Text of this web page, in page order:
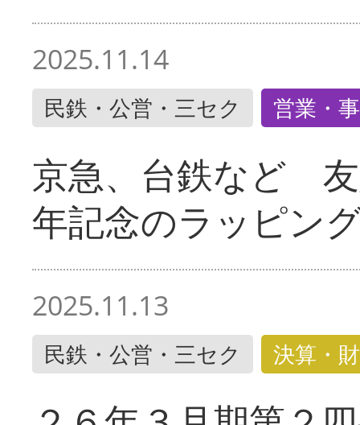
2025.11.14
民鉄・公営・三セク 営業・
京急、台鉄など
年記念のラッピン
2025.11.13
民鉄・公営・三セク 決算・